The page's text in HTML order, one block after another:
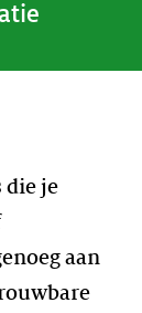
die je
aan